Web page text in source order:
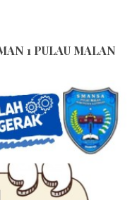
1 PULAU MALAN